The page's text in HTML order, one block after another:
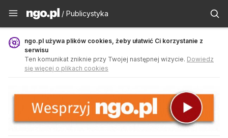
Publicystyka - ngo.pl
/ Publicystyka
ngo.pl używa plików cookies, żeby ułatwić Ci korzystanie z
serwisu
Ten komunikat zniknie przy Twojej następnej wizycie. Dowiedz
się więcej o plikach cookies